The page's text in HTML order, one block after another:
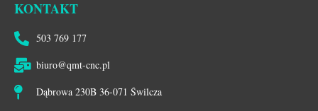
KONTAKT
503 769 177
biuro@qmt-cnc.pl
Dąbrowa 230B 36-071 Świlcza